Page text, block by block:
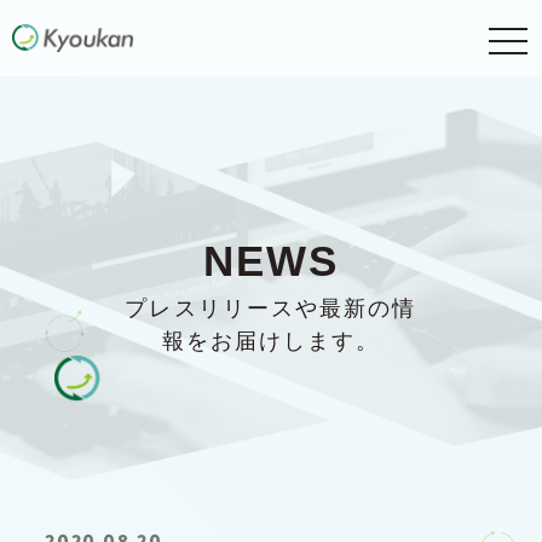
NEWS
プレスリリースや最新の情
報をお届けします。